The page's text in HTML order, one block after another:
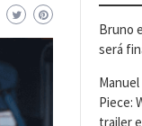
Bruno
será
Piece:
trailer